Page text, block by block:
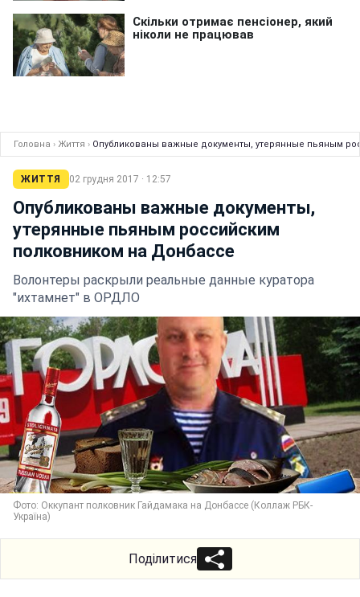
Головна › Життя › Опубликованы важные документы, утерянные пьяным
ЖИТТЯ 02 грудня 2017 · 12:57
Опубликованы важные документы,
утерянные пьяным российским
полковником на Донбассе
Волонтеры раскрыли реальные данные куратора
"ихтамнет" в ОРДЛО
Фото: Оккупант полковник Гайдамака на Донбассе (Коллаж РБК-
Україна)
Поділитися